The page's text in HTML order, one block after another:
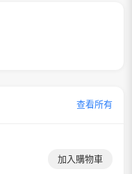
查看所有
加入購物車